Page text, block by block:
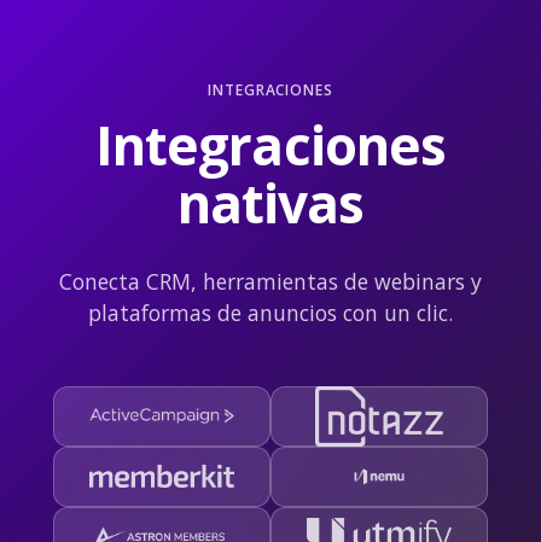
INTEGRACIONES
Integraciones
nativas
Conecta CRM, herramientas de webinars y
plataformas de anuncios con un clic.